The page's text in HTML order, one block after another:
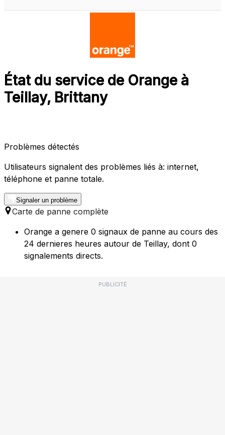
État du service de Orange à
Teillay, Brittany
Problèmes détectés
Utilisateurs signalent des problèmes liés à: internet,
téléphone et panne totale.
Signaler un problème
Carte de panne complète
Orange a genere 0 signaux de panne au cours des
24 dernieres heures autour de Teillay, dont 0
signalements directs.
PUBLICITÉ